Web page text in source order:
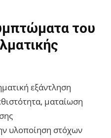
του
εξάντληση
ματαίωση
υλοποίηση στόχων